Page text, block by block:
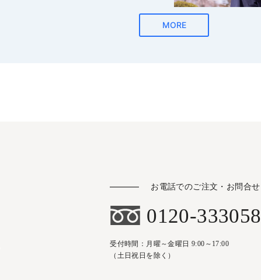
お電話でのご注文・お問合せ
0120-333058
受付時間：月曜～金曜日 9:00～17:00
（土日祝日を除く）